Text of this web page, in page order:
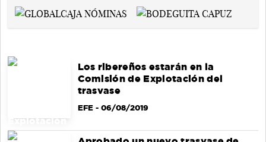
Los ribereños estarán en la
Comisión de Explotación del
trasvase
EFE- 06/08/2019